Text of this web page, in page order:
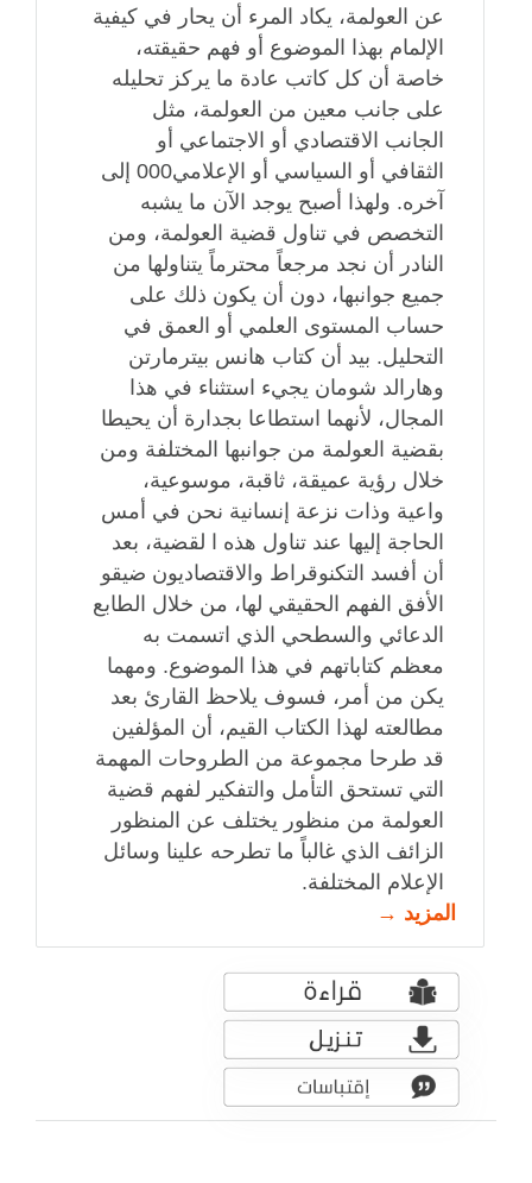
عن العولمة، يكاد المرء أن يحار في كيفية
الإلمام بهذا الموضوع أو فهم حقيقته،
خاصة أن كل كاتب عادة ما يركز تحليله
على جانب معين من العولمة، مثل
الجانب الاقتصادي أو الاجتماعي أو
الثقافي أو السياسي أو الإعلامي000 إلى
آخره. ولهذا أصبح يوجد الآن ما يشبه
التخصص في تناول قضية العولمة، ومن
النادر أن نجد مرجعاً محترماً يتناولها من
جميع جوانبها، دون أن يكون ذلك على
حساب المستوى العلمي أو العمق في
التحليل. بيد أن كتاب هانس بيترمارتن
وهارالد شومان يجيء استثناء في هذا
المجال، لأنهما استطاعا بجدارة أن يحيطا
بقضية العولمة من جوانبها المختلفة ومن
خلال رؤية عميقة، ثاقبة، موسوعية،
واعية وذات نزعة إنسانية نحن في أمس
الحاجة إليها عند تناول هذه ا لقضية، بعد
أن أفسد التكنوقراط والاقتصاديون ضيقو
الأفق الفهم الحقيقي لها، من خلال الطابع
الدعائي والسطحي الذي اتسمت به
معظم كتاباتهم في هذا الموضوع. ومهما
يكن من أمر، فسوف يلاحظ القارئ بعد
مطالعته لهذا الكتاب القيم، أن المؤلفين
قد طرحا مجموعة من الطروحات المهمة
التي تستحق التأمل والتفكير لفهم قضية
العولمة من منظور يختلف عن المنظور
الزائف الذي غالباً ما تطرحه علينا وسائل
الإعلام المختلفة.
المزيد →